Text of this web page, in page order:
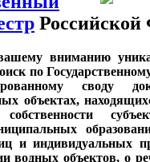
вниманию
по
своду
объектах,
собственности
и индивидуальных
водных объектов, о